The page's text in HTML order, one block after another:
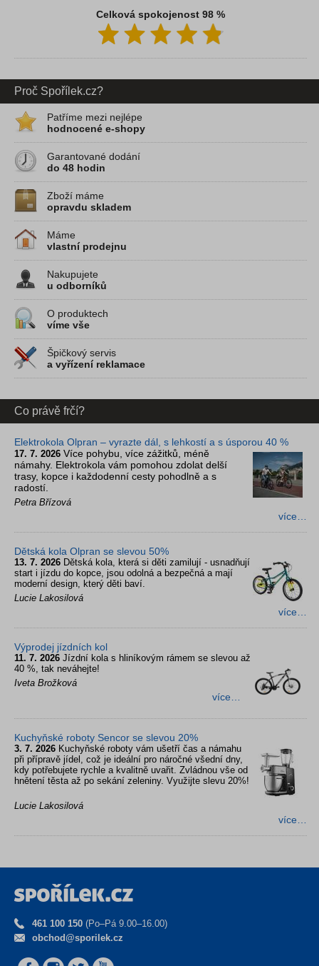
Celková spokojenost 98 %
Proč Spořílek.cz?
Patříme mezi nejlépe
hodnocené e-shopy
Garantované dodání
do 48 hodin
Zboží máme
opravdu skladem
Máme
vlastní prodejnu
Nakupujete
u odborníků
O produktech
víme vše
Špičkový servis
a vyřízení reklamace
Co právě frčí?
Elektrokola Olpran – vyrazte dál, s lehkostí a s úsporou 40 %
17. 7. 2026 Více pohybu, více zážitků, méně
námahy. Elektrokola vám pomohou zdolat delší
trasy, kopce i každodenní cesty pohodlně a s
radostí.
Petra Břízová
více…
Dětská kola Olpran se slevou 50%
13. 7. 2026 Dětská kola, která si děti zamilují - usnadňují
start i jízdu do kopce, jsou odolná a bezpečná a mají
moderní design, který děti baví.
Lucie Lakosilová
více…
Výprodej jízdních kol
11. 7. 2026 Jízdní kola s hliníkovým rámem se slevou až
40 %, tak neváhejte!
Iveta Brožková
více…
Kuchyňské roboty Sencor se slevou 20%
3. 7. 2026 Kuchyňské roboty vám ušetří čas a námahu
při přípravě jídel, což je ideální pro náročné všední dny,
kdy potřebujete rychle a kvalitně uvařit. Zvládnou vše od
hnětení těsta až po sekání zeleniny. Využijte slevu 20%!
Lucie Lakosilová
více…
461 100 150 (Po–Pá 9.00–16.00)
obchod@sporilek.cz